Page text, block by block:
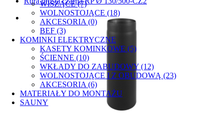
WISZĄCE (7)
WOLNOSTOJĄCE (18)
AKCESORIA (0)
BEF (3)
KOMINKI ELEKTRYCZNE
KASETY KOMINKOWE (5)
ŚCIENNE (10)
WKŁADY DO ZABUDOWY (12)
WOLNOSTOJĄCE I Z OBUDOWĄ (23)
AKCESORIA (6)
MATERIAŁY DO MONTAŻU
SAUNY